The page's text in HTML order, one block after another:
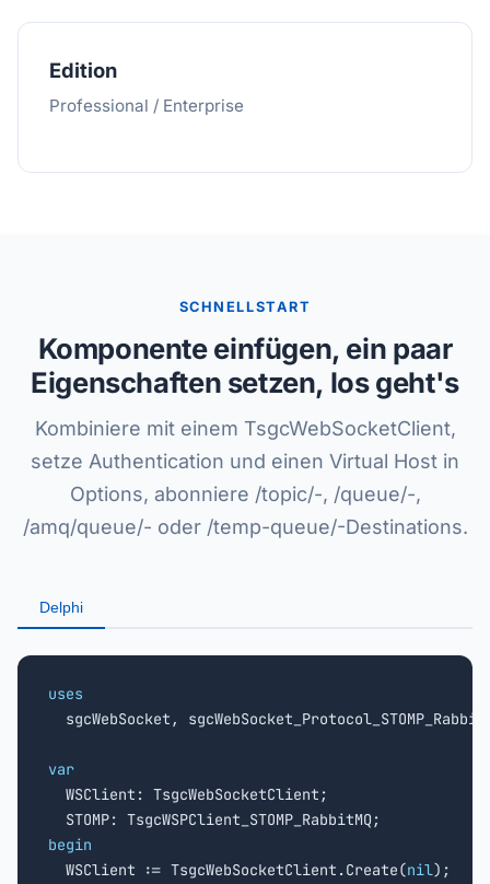
Edition
Professional / Enterprise
SCHNELLSTART
Komponente einfügen, ein paar
Eigenschaften setzen, los geht's
Kombiniere mit einem TsgcWebSocketClient,
setze Authentication und einen Virtual Host in
Options, abonniere /topic/-, /queue/-,
/amq/queue/- oder /temp-queue/-Destinations.
Delphi
uses
sgcWebSocket,
var
WSClient: TsgcWebSocketClient;
begin
WSClient := TsgcWebSocketClient.Create(nil);